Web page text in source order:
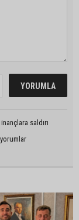
saldırı